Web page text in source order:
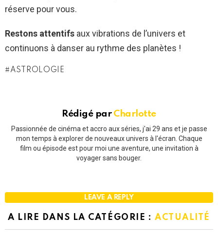
réserve pour vous.
Restons attentifs aux vibrations de l’univers et
continuons à danser au rythme des planètes !
ASTROLOGIE
Rédigé par Charlotte
Passionnée de cinéma et accro aux séries, j'ai 29 ans et je passe
mon temps à explorer de nouveaux univers à l'écran. Chaque
film ou épisode est pour moi une aventure, une invitation à
voyager sans bouger.
LEAVE A REPLY
A LIRE DANS LA CATÉGORIE : ACTUALITÉ